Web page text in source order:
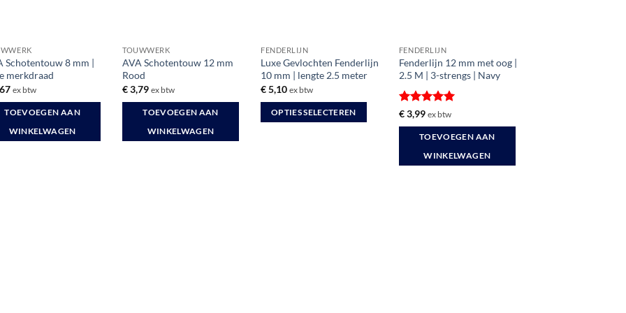
Schotentouw 8 mm |
merkdraad
ex btw
TOEVOEGEN AAN
WINKELWAGEN
TOUWWERK
AVA Schotentouw 12 mm
Rood
€3,79 ex btw
TOEVOEGEN AAN
WINKELWAGEN
FENDERLIJN
Luxe Gevlochten Fenderlijn
10 mm | lengte 2.5 meter
€5,10 ex btw
OPTIES SELECTEREN
FENDERLIJN
Fenderlijn 12 mm met oog |
2.5 M | 3-strengs | Navy
Gewaardeerd
€3,99 ex btw
TOEVOEGEN AAN
WINKELWAGEN